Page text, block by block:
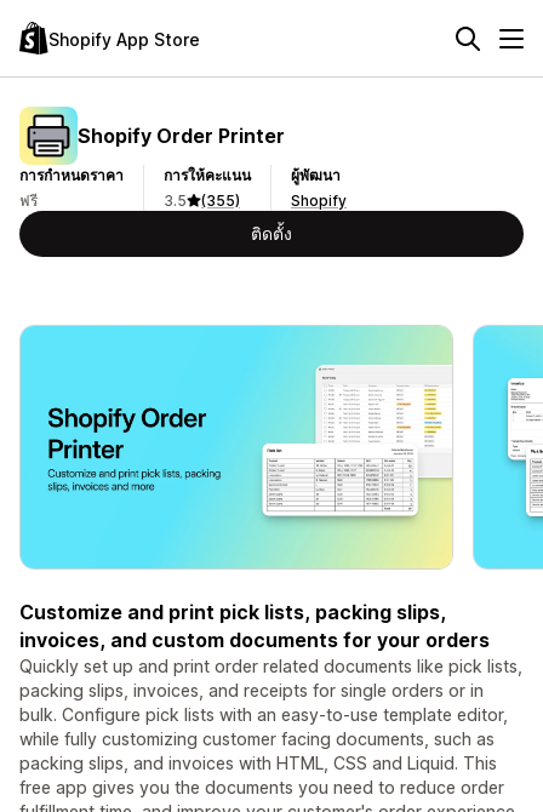
Shopify App Store
Shopify Order Printer
การกำหนดราคา
ฟรี
การให้คะแนน
3.5
(355)
ผู้พัฒนา
Shopify
ติดตั้ง
Customize and print pick lists, packing slips,
invoices, and custom documents for your orders
Quickly set up and print order related documents like pick lists,
packing slips, invoices, and receipts for single orders or in
bulk. Configure pick lists with an easy-to-use template editor,
while fully customizing customer facing documents, such as
packing slips, and invoices with HTML, CSS and Liquid. This
free app gives you the documents you need to reduce order